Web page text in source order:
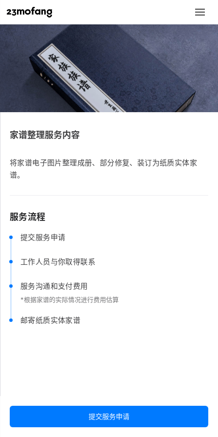
家谱整理服务内容
将家谱电子图片整理成册、部分修复、装订为纸质实体家
谱。
服务流程
提交服务申请
工作人员与你取得联系
服务沟通和支付费用
*根据家谱的实际情况进行费用估算
邮寄纸质实体家谱
提交服务申请